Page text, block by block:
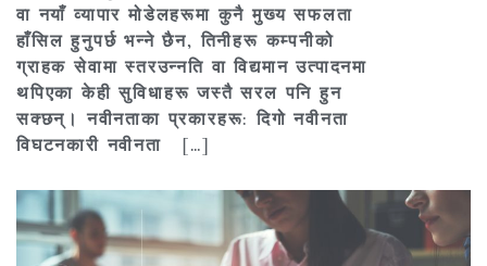
वा नयाँ व्यापार मोडेलहरूमा कुनै मुख्य सफलता
हाँसिल हुनुपर्छ भन्ने छैन, तिनीहरू कम्पनीको
ग्राहक सेवामा स्तरउन्नति वा विद्यमान उत्पादनमा
थपिएका केही सुविधाहरू जस्तै सरल पनि हुन
सक्छन्। नवीनताका प्रकारहरू: दिगो नवीनता
विघटनकारी नवीनता […]